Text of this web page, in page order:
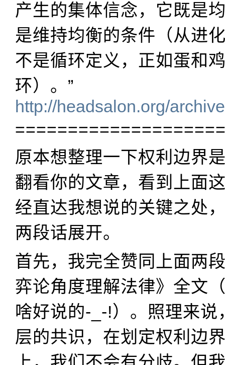
产生的集体信念，它既是
是维持均衡的条件（从进
不是循环定义，正如蛋和
环）。”
http://headsalon.org/
原本想整理一下权利边界
翻看你的文章，看到上面
经直达我想说的关键之处
两段话展开。
首先，我完全赞同上面两
弈论角度理解法律》全文
啥好说的-_-!）。照理来说
层的共识，在划定权利边